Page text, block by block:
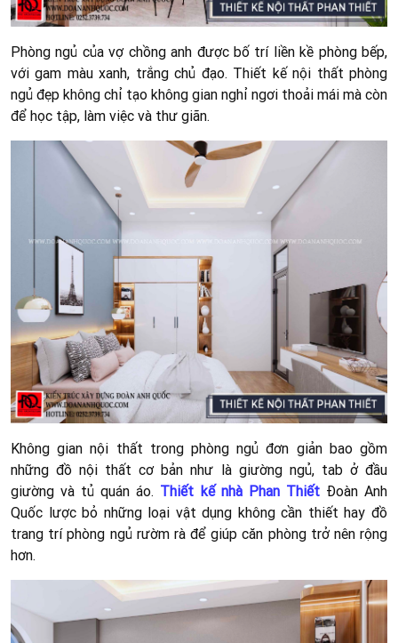
Phòng ngủ của vợ chồng anh được bố trí liền kề phòng bếp,
với gam màu xanh, trắng chủ đạo. Thiết kế nội thất phòng
ngủ đẹp không chỉ tạo không gian nghỉ ngơi thoải mái mà còn
để học tập, làm việc và thư giãn.
Không gian nội thất trong phòng ngủ đơn giản bao gồm
những đồ nội thất cơ bản như là giường ngủ, tab ở đầu
giường và tủ quán áo. Thiết kế nhà Phan Thiết Đoàn Anh
Quốc lược bỏ những loại vật dụng không cần thiết hay đồ
trang trí phòng ngủ rườm rà để giúp căn phòng trở nên rộng
hơn.